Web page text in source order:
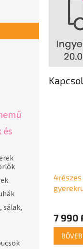
sálak,
7 990